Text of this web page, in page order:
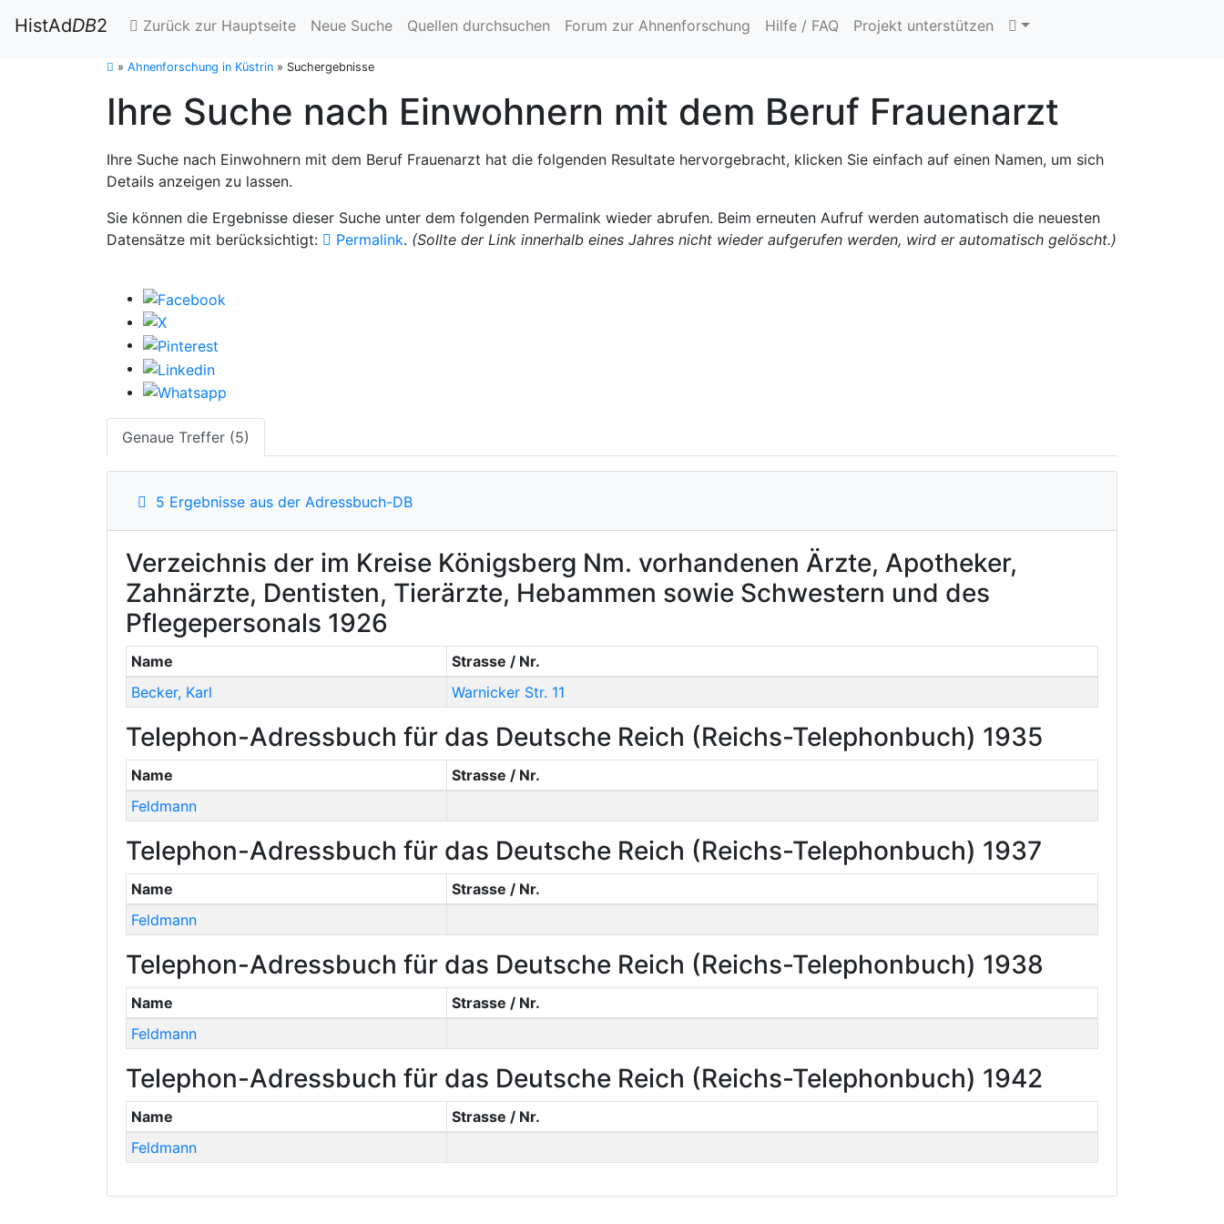
HistAdDB2 Zurück zur Hauptseite Neue Suche Quellen durchsuchen Forum zur Ahnenforschung Hilfe / FAQ Projekt unterstützen
» Ahnenforschung in Küstrin » Suchergebnisse
Ihre Suche nach Einwohnern mit dem Beruf Frauenarzt
Ihre Suche nach Einwohnern mit dem Beruf Frauenarzt hat die folgenden Resultate hervorgebracht, klicken Sie einfach auf einen Namen, um sich
Details anzeigen zu lassen.
Sie können die Ergebnisse dieser Suche unter dem folgenden Permalink wieder abrufen. Beim erneuten Aufruf werden automatisch die neuesten
Datensätze mit berücksichtigt:
Permalink. (Sollte der Link innerhalb eines Jahres nicht wieder aufgerufen werden, wird er automatisch gelöscht.)
Genaue Treffer (5)
5 Ergebnisse aus der Adressbuch-DB
Verzeichnis der im Kreise Königsberg Nm. vorhandenen Ärzte, Apotheker,
Zahnärzte, Dentisten, Tierärzte, Hebammen sowie Schwestern und des
Pflegepersonals 1926
Name
Strasse / Nr.
Becker, Karl Warnicker Str. 11
Telephon-Adressbuch für das Deutsche Reich (Reichs-Telephonbuch) 1935
Name
Strasse / Nr.
Feldmann
Telephon-Adressbuch für das Deutsche Reich (Reichs-Telephonbuch) 1937
Name
Strasse / Nr.
Feldmann
Telephon-Adressbuch für das Deutsche Reich (Reichs-Telephonbuch) 1938
Name
Strasse / Nr.
Feldmann
Telephon-Adressbuch für das Deutsche Reich (Reichs-Telephonbuch) 1942
Name
Strasse / Nr.
Feldmann